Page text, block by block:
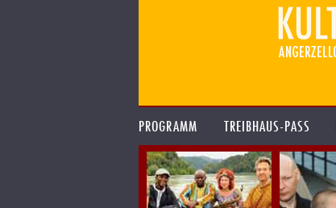
PROGRAMM TREIBHAUS-PASS